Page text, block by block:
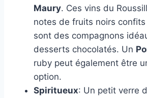
Maury. Ces vins du
notes de fruits noirs
sont des compagnons
desserts chocolatés. Un
ruby peut également être
option.
Spiritueux: Un petit verre